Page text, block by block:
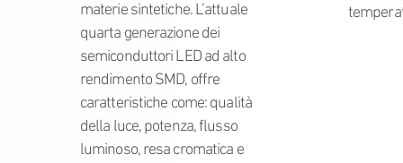
materie sintetiche. L’attuale
quarta generazione dei
semiconduttori LED ad alto
rendimento SMD, offre
caratteristiche come: qualità
della luce, potenza, flusso
luminoso, resa cromatica e